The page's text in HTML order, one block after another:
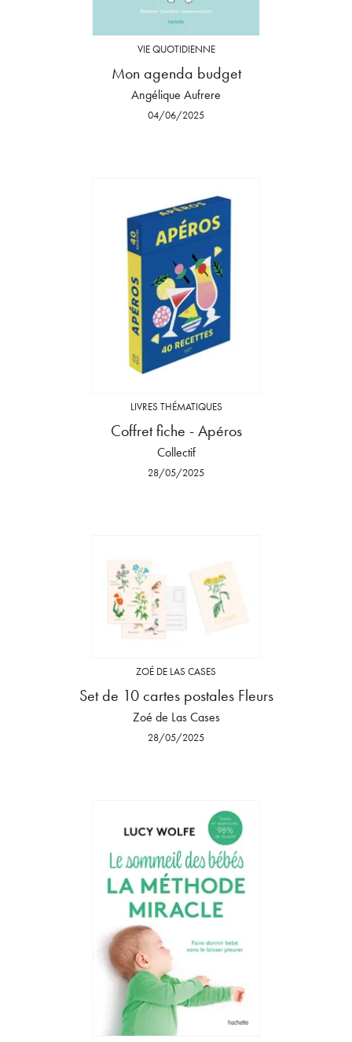
VIE QUOTIDIENNE
Mon agenda budget
Angélique Aufrere
04/06/2025
LIVRES THÉMATIQUES
Coffret fiche - Apéros
Collectif
28/05/2025
ZOÉ DE LAS CASES
Set de 10 cartes postales Fleurs
Zoé de Las Cases
28/05/2025